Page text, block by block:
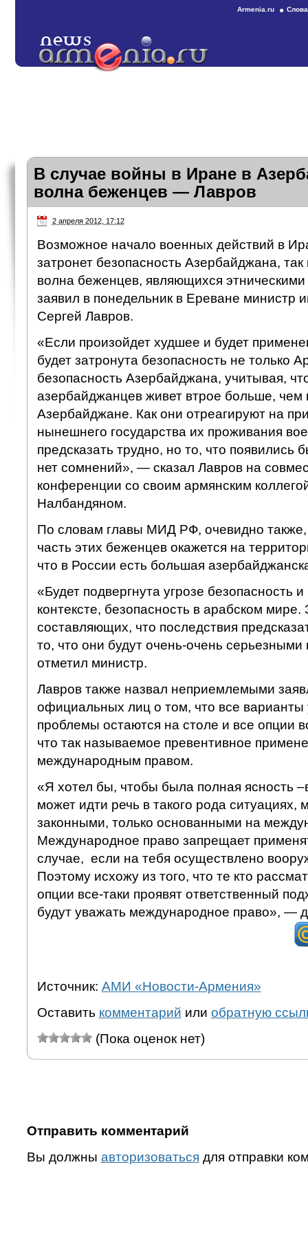
Armenia.ru
В случае войны в Иране в
волна беженцев — Лавров
2 апреля 2012, 17:12
Возможное начало военных действий в
затронет безопасность Азербайджана,
волна беженцев, являющихся
заявил в понедельник в Ереване министр
Сергей Лавров.
«Если произойдет худшее и будет
будет затронута безопасность не только
безопасность Азербайджана, учитывая,
азербайджанцев живет втрое больше, чем
Азербайджане. Как они отреагируют на
нынешнего государства их проживания
предсказать трудно, но то, что появились
нет сомнений», — сказал Лавров на
конференции со своим армянским
Налбандяном.
По словам главы МИД РФ, очевидно также,
часть этих беженцев окажется на
что в России есть большая
«Будет подвергнута угрозе безопасность
контексте, безопасность в арабском мире.
составляющих, что последствия
то, что они будут очень-очень
отметил министр.
Лавров также назвал неприемлемыми
официальных лиц о том, что все варианты
проблемы остаются на столе и все опции
что так называемое превентивное
международным правом.
«Я хотел бы, чтобы была полная ясность
может идти речь в такого рода ситуациях,
законными, только основанными на
Международное право запрещает
случае, если на тебя осуществлено
Поэтому исхожу из того, что те кто
опции все-таки проявят ответственный
будут уважать международное право», —
Источник: АМИ «Новости-Армения»
Оставить комментарий или обратную
(Пока оценок нет)
Отправить комментарий
Вы должны авторизоваться для отправки